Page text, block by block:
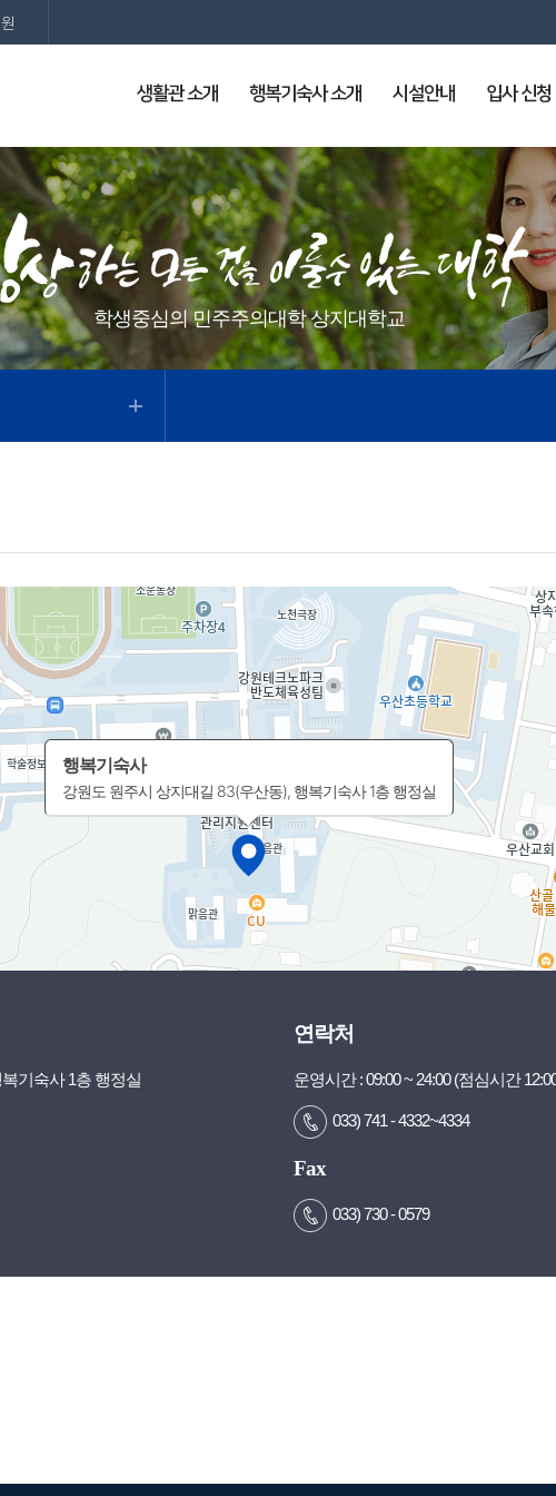
생활관 소개 행복기숙사 소개 시설안내 입사 신청
학생중심의 민주주의대학 상지대학교
행복기숙사
강원도 원주시 상지대길 83(우산동), 행복기숙사 1층 행정실
기숙사 1층 행정실
연락처
운영시간 : 09:00 ~ 24:00 (점심시간
033) 741 - 4332~4334
Fax
033) 730 - 0579